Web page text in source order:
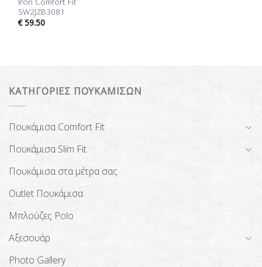
SW2JZB3081
€59.50
ΚΑΤΗΓΟΡΙΕΣ ΠΟΥΚΑΜΙΣΩΝ
Πουκάμισα Comfort Fit
Πουκάμισα Slim Fit
Πουκάμισα στα μέτρα σας
Outlet Πουκάμισα
Μπλούζες Polo
Αξεσουάρ
Photo Gallery